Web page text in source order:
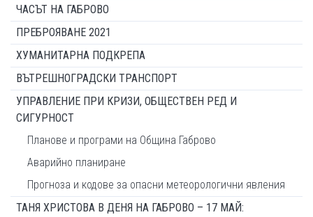
ЧАСЪТ НА ГАБРОВО
ПРЕБРОЯВАНЕ 2021
ХУМАНИТАРНА ПОДКРЕПА
ВЪТРЕШНОГРАДСКИ ТРАНСПОРТ
УПРАВЛЕНИЕ ПРИ КРИЗИ, ОБЩЕСТВЕН РЕД И
СИГУРНОСТ
Планове и програми на Община Габрово
Аварийно планиране
Прогноза и кодове за опасни метеорологични явления
ТАНЯ ХРИСТОВА В ДЕНЯ НА ГАБРОВО – 17 МАЙ: